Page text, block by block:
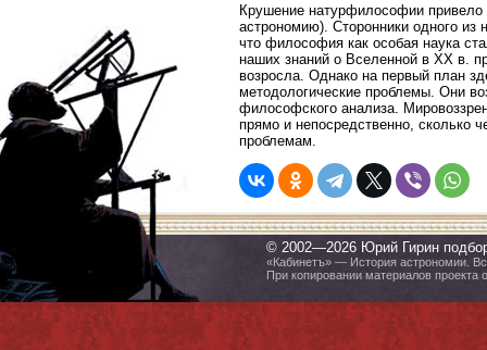
Крушение натурфилософии
астрономию). Сторонники одного
что философия как особая наука
наших знаний о Вселенной в XX в.
возросла. Однако на первый план
методологические проблемы. Они
философского анализа.
прямо и непосредственно, сколько
проблемам.
© 2002—2026 Юрий Гирин
«Кабинетъ» — История астрономии.
При копировании материалов проекта